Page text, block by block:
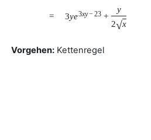
= 3ye3xy−23 +
y
2√x
Vorgehen: Kettenregel